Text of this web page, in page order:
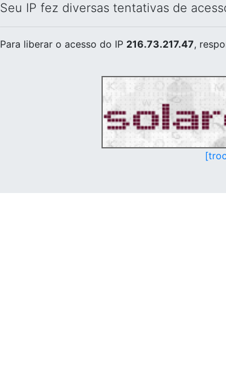
Seu IP fez diversas tentativas de
Para liberar o acesso do IP 216.73.217.47,